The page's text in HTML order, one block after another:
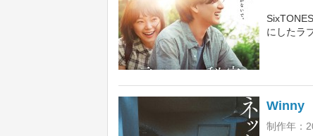
にしたラ
Winny
制作年：